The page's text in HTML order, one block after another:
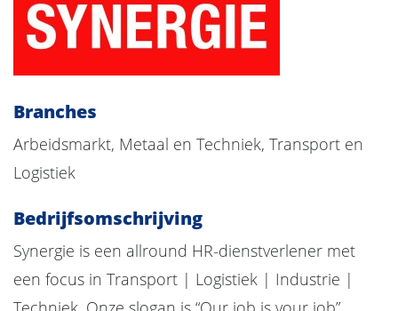
Branches
Arbeidsmarkt, Metaal en Techniek, Transport en
Logistiek
Bedrijfsomschrijving
Synergie is een allround HR-dienstverlener met
een focus in Transport | Logistiek | Industrie |